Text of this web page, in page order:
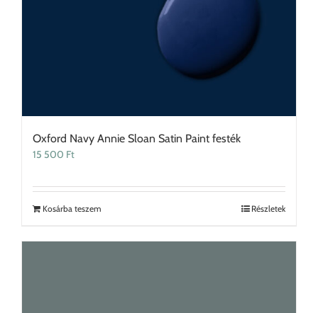
Oxford Navy Annie Sloan Satin Paint festék
15 500 Ft
Kosárba teszem Részletek